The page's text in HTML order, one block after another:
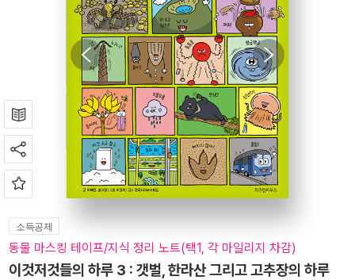
소득공제
동물 마스킹 테이프/지식 정리 노트(택1, 각 마일리지 차감)
이것저것들의 하루 3 : 갯벌, 한라산 그리고 고추장의 하루